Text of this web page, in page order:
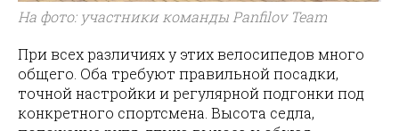
На фото: участники команды Panfilov Team
При всех различиях у этих велосипедов много
общего. Оба требуют правильной посадки,
точной настройки и регулярной подгонки под
конкретного спортсмена. Высота седла,